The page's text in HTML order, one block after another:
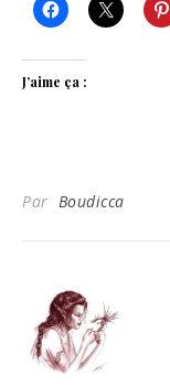
J’aime ça :
Par Boudicca